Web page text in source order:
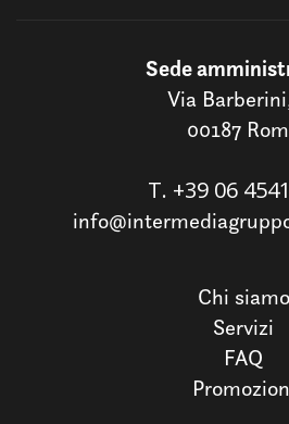
Sede
Via
00187
T. +39 06
Chi siamo
Servizi
FAQ